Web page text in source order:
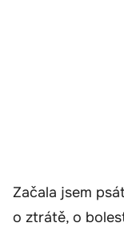
Začala jsem
o ztrátě, o